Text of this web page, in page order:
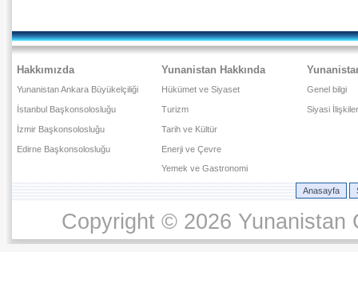
Hakkımızda
Yunanistan Ankara Büyükelçiliği
İstanbul Başkonsolosluğu
İzmir Başkonsolosluğu
Edirne Başkonsolosluğu
Yunanistan Hakkında
Hükümet ve Siyaset
Turizm
Tarih ve Kültür
Enerji ve Çevre
Yemek ve Gastronomi
Genel bilgi
Siyasi İlişkiler
Anasayfa
Copyright © 2026 Yunanistan